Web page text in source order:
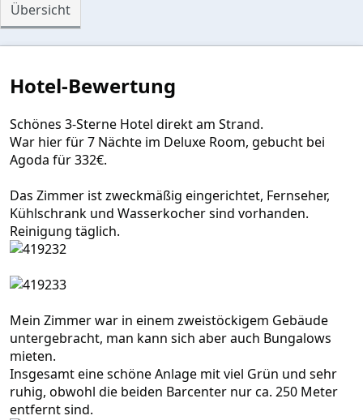
e
n
(
)
Übersicht
Hotel-Bewertung
Schönes 3-Sterne Hotel direkt am Strand.
War hier für 7 Nächte im Deluxe Room, gebucht bei
Agoda für 332€.
Das Zimmer ist zweckmäßig eingerichtet, Fernseher,
Kühlschrank und Wasserkocher sind vorhanden.
Reinigung täglich.
Mein Zimmer war in einem zweistöckigem Gebäude
untergebracht, man kann sich aber auch Bungalows
mieten.
Insgesamt eine schöne Anlage mit viel Grün und sehr
ruhig, obwohl die beiden Barcenter nur ca. 250 Meter
entfernt sind.